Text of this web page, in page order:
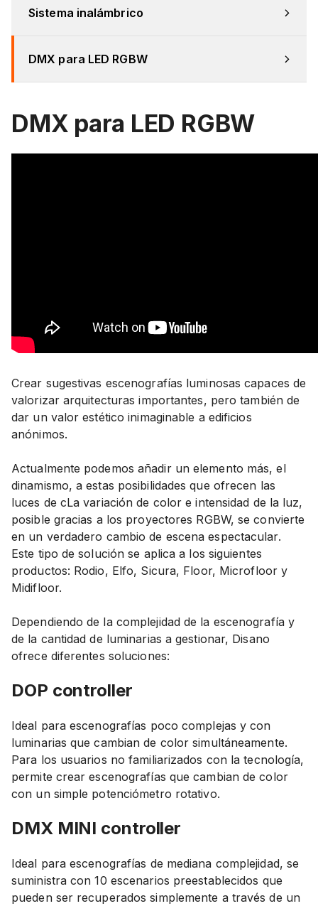
Sistema inalámbrico
DMX para LED RGBW
DMX para LED RGBW
Crear sugestivas escenografías luminosas capaces de
valorizar arquitecturas importantes, pero también de
dar un valor estético inimaginable a edificios
anónimos.
Actualmente podemos añadir un elemento más, el
dinamismo, a estas posibilidades que ofrecen las
luces de cLa variación de color e intensidad de la luz,
posible gracias a los proyectores RGBW, se convierte
en un verdadero cambio de escena espectacular.
Este tipo de solución se aplica a los siguientes
productos: Rodio, Elfo, Sicura, Floor, Microfloor y
Midifloor.
Dependiendo de la complejidad de la escenografía y
de la cantidad de luminarias a gestionar, Disano
ofrece diferentes soluciones:
DOP controller
Ideal para escenografías poco complejas y con
luminarias que cambian de color simultáneamente.
Para los usuarios no familiarizados con la tecnología,
permite crear escenografías que cambian de color
con un simple potenciómetro rotativo.
DMX MINI controller
Ideal para escenografías de mediana complejidad, se
suministra con 10 escenarios preestablecidos que
pueden ser recuperados simplemente a través de un